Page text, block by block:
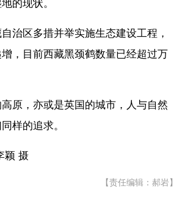
的现状。
治区多措并举实施生态建设工程，
，目前西藏黑颈鹤数量已经超过万
原，亦或是英国的城市，人与自然
样的追求。
颖 摄
【责任编辑：郝岩】